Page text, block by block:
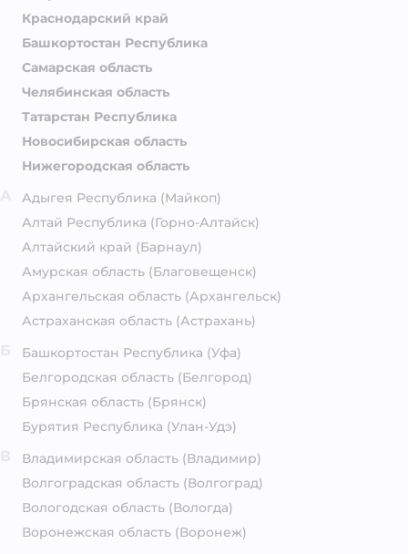
Краснодарский край
Башкортостан Республика
Самарская область
Челябинская область
Татарстан Республика
Новосибирская область
Нижегородская область
Адыгея Республика (Майкоп)
Алтай Республика (Горно-Алтайск)
Алтайский край (Барнаул)
Амурская область (Благовещенск)
Архангельская область (Архангельск)
Астраханская область (Астрахань)
Башкортостан Республика (Уфа)
Белгородская область (Белгород)
Брянская область (Брянск)
Бурятия Республика (Улан-Удэ)
Владимирская область (Владимир)
Волгоградская область (Волгоград)
Вологодская область (Вологда)
Воронежская область (Воронеж)